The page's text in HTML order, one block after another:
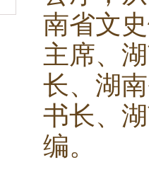
南省文
主席、
长、湖
书长、
编。